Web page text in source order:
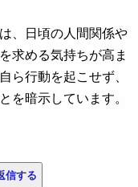
、日頃の人間関係や
求める気持ちが高ま
ら行動を起こせず、
を暗示しています。